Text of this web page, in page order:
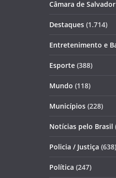
Câmara de Salvador
Destaques (1.714)
Entretenimento e
Esporte (388)
Mundo (118)
Municípios (228)
Notícias pelo Brasil
Policia / Justiça (638)
Política (247)